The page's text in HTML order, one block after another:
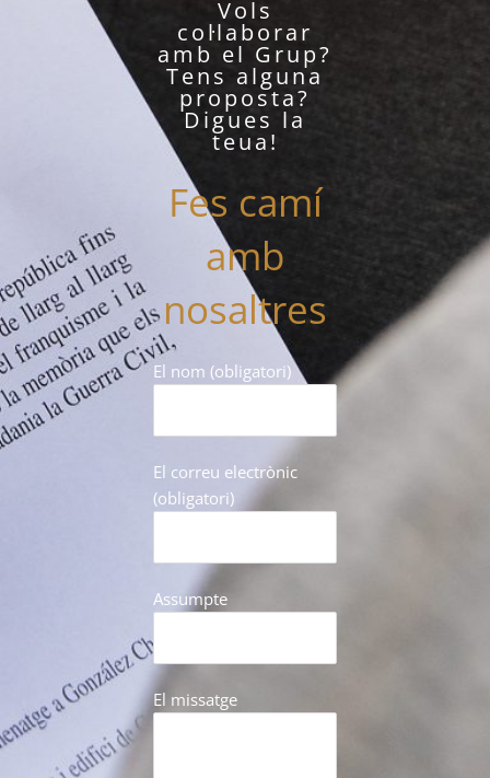
Vols
col·laborar
amb el Grup?
Tens alguna
proposta?
Digues la
teua!
Fes camí
amb
nosaltres
El nom (obligatori)
El correu electrònic
(obligatori)
Assumpte
El missatge